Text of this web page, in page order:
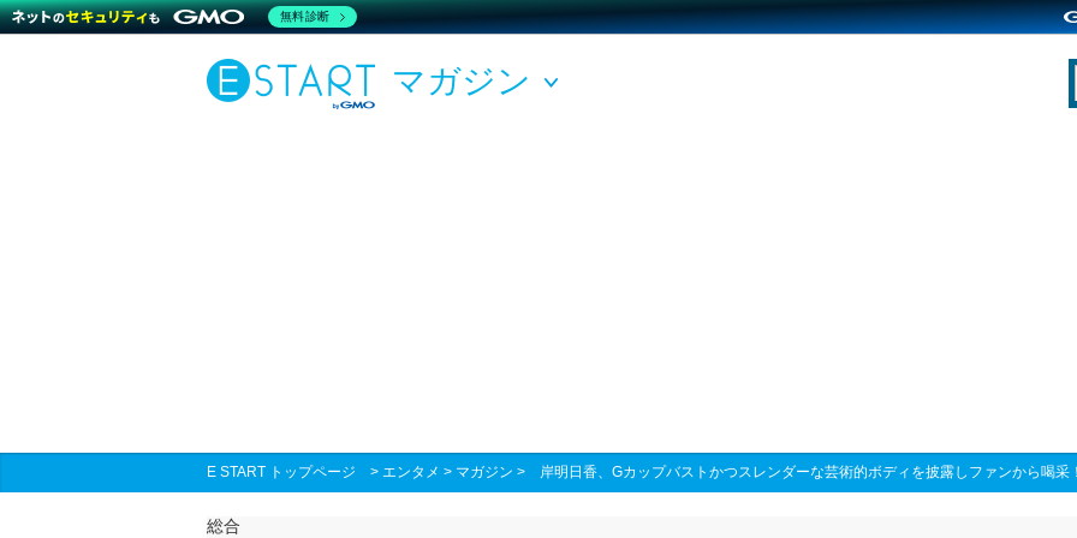
マガジン
E START トップページ > エンタメ > マガジン > 岸明日香、Gカップバストかつスレンダーな芸術的ボディを披露しファンから喝采
総合
無料診断